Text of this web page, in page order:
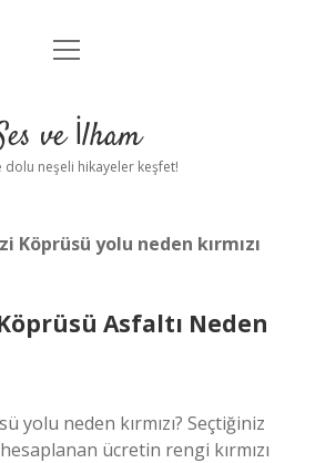
Anasayfa
Yasal Uyarı
menüyü
ve İlham
dolu neşeli hikayeler keşfet!
Köprüsü yolu neden kırmızı
Asfaltı Neden
yolu neden kırmızı? Seçtiğiniz
ücretin rengi kırmızı